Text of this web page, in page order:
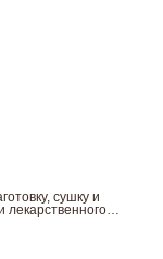
сушку и
лекарственного…